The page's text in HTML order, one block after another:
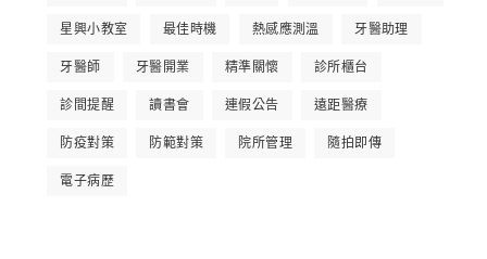
星興小教室 最佳時機 熱感應測溫 牙醫助理
牙醫師 牙醫開業 精準關懷 診所櫃台
診間提醒 讀書會 連假公告 遠距醫療
防疫對策 防範對策 院所管理 隨拍即傳
電子病歷